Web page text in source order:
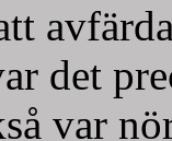
det
var